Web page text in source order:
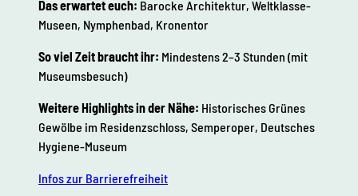
Das erwartet euch: Barocke Architektur, Weltklasse-
Museen, Nymphenbad, Kronentor
So viel Zeit braucht ihr: Mindestens 2–3 Stunden (mit
Museumsbesuch)
Weitere Highlights in der Nähe: Historisches Grünes
Gewölbe im Residenzschloss, Semperoper, Deutsches
Hygiene-Museum
Infos zur Barrierefreiheit